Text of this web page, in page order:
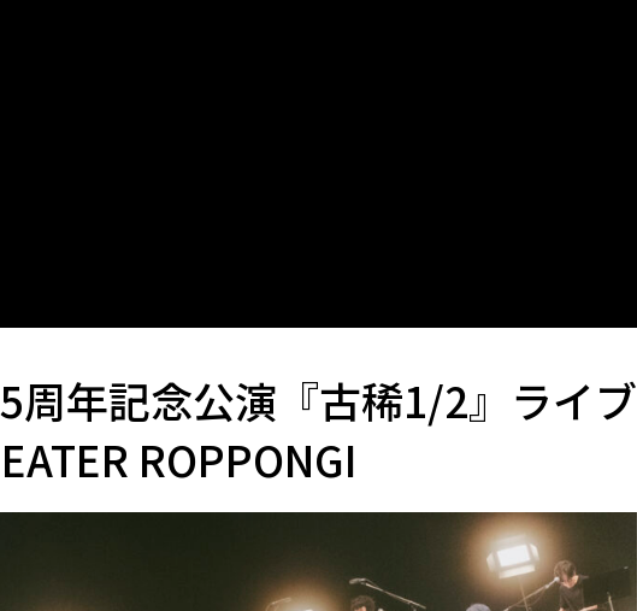
周年記念公演『古稀1/2』ライブ
ROPPONGI